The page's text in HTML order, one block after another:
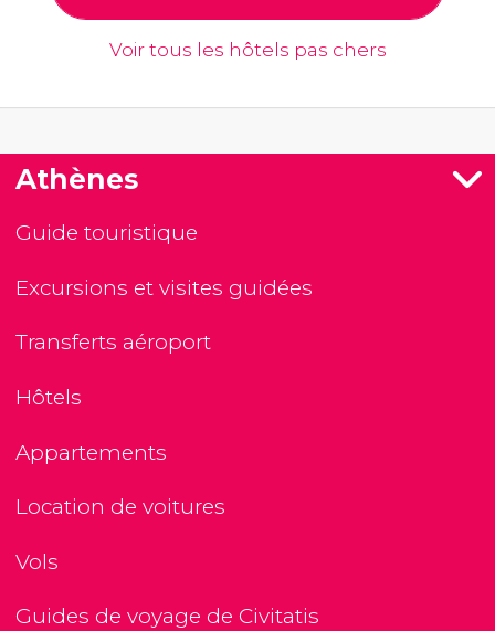
Voir tous les hôtels pas chers
Athènes
Guide touristique
Excursions et visites guidées
Transferts aéroport
Hôtels
Appartements
Location de voitures
Vols
Guides de voyage de Civitatis